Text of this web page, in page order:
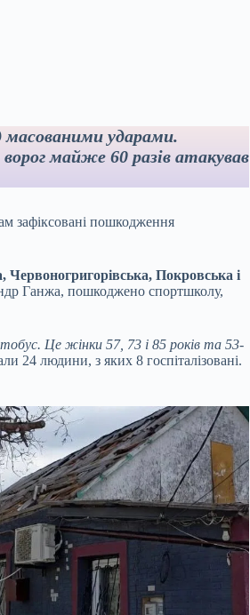
масованими ударами.
майже 60 разів атакував
зафіксовані пошкодження
Покровська і
Ганжа, пошкоджено спортшколу,
Це жінки 57, 73 і 85 років та 53-
24 людини, з яких 8 госпіталізовані.